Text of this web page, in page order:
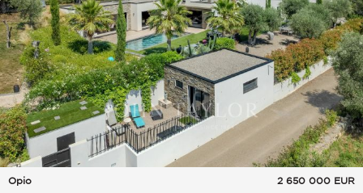
Opio
2 650 000 EUR